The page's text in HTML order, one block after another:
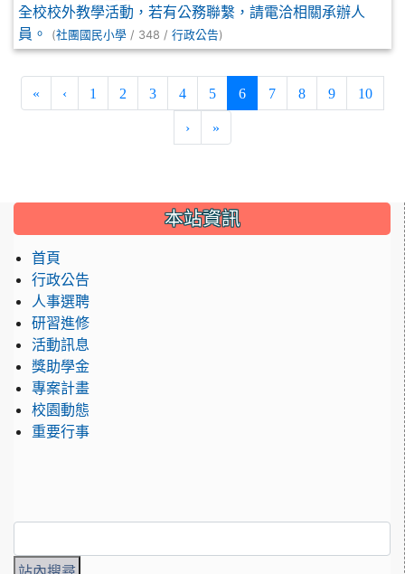
全校校外教學活動，若有公務聯繫，請電洽相關承辦人
員。
(社團國民小學 / 348 / 行政公告)
« ‹ 1 2 3 4 5 6(current)
7 8 9 10
› »
::: 本站資訊
首頁
行政公告
人事選聘
研習進修
活動訊息
獎助學金
專案計畫
校園動態
重要行事